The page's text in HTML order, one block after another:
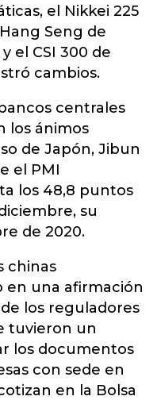
el Nikkei 225
Seng de
el CSI 300 de
cambios.
centrales
los ánimos
de Japón, Jibun
el PMI
los 48,8 puntos
su
de 2020.
chinas
una afirmación
los reguladores
tuvieron un
los documentos
con sede en
en la Bolsa